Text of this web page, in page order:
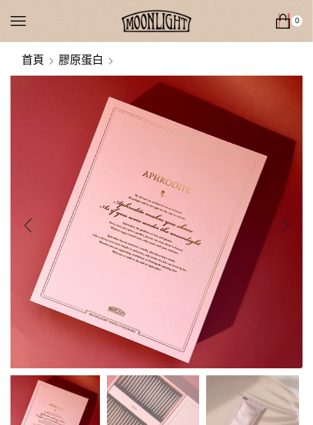
0
首頁 膠原蛋白